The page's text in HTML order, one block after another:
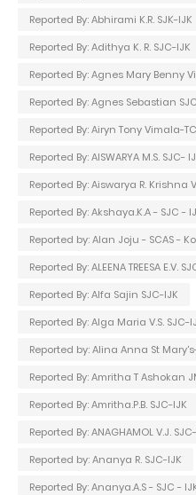
Reported By: Abhirami K.R. SJK-IJK
Reported By: Adithya K. R. SJC-IJK
Reported By: Agnes Mary Benny
Reported By: Agnes Sebastian
Reported By: Airyn Tony Vimala-
Reported By: AISWARYA M.S. SJC-
Reported By: Aiswarya R. Krishna
Reported By: Akshaya.K.A - SJC -
Reported by: Alan Joju - SCAS -
Reported By: ALEENA TREESA E.V.
Reported By: Alfa Sajin SJC-IJK
Reported By: Alga Maria V.S. SJC-
Reported by: Alina Anna St
Reported By: Amritha T Ashokan
Reported By: Amritha.P.B. SJC-IJK
Reported By: ANAGHAMOL V.J.
Reported by: Ananya R. SJC-IJK
Reported By: Ananya.A.S - SJC -